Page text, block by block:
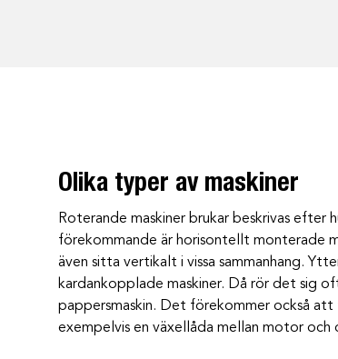
Olika typer av maskiner
Roterande maskiner brukar beskrivas efter
förekommande är horisontellt monterade
även sitta vertikalt i vissa sammanhang.
kardankopplade maskiner. Då rör det sig
pappersmaskin. Det förekommer också att
exempelvis en växellåda mellan motor och